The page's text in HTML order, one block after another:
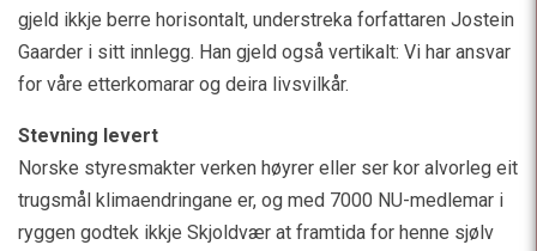
gjeld ikkje berre horisontalt, understreka forfattaren Jostein
Gaarder i sitt innlegg. Han gjeld også vertikalt: Vi har ansvar
for våre etterkomarar og deira livsvilkår.
Stevning levert
Norske styresmakter verken høyrer eller ser kor alvorleg eit
trugsmål klimaendringane er, og med 7000 NU-medlemar i
ryggen godtek ikkje Skjoldvær at framtida for henne sjølv